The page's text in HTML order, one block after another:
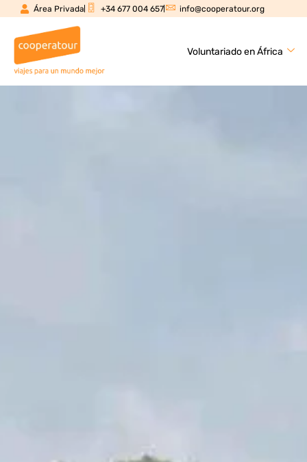
Área Privada +34 677 004 657 info@cooperatour.org
Voluntariado en África